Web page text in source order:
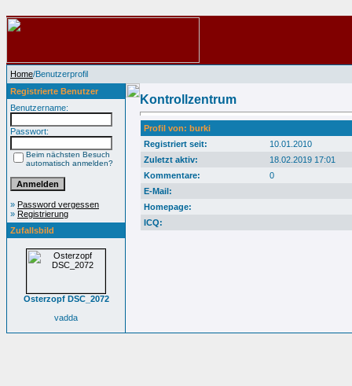
Home/Benutzerprofil
Registrierte Benutzer
Benutzername:
Passwort:
Beim nächsten Besuch
automatisch anmelden?
» Password vergessen
» Registrierung
Zufallsbild
Osterzopf DSC_2072
vadda
Kontrollzentrum
Profil von: burki
Registriert seit:
10.01.2010
Zuletzt aktiv:
18.02.2019 17:01
Kommentare:
0
E-Mail:
Homepage:
ICQ: